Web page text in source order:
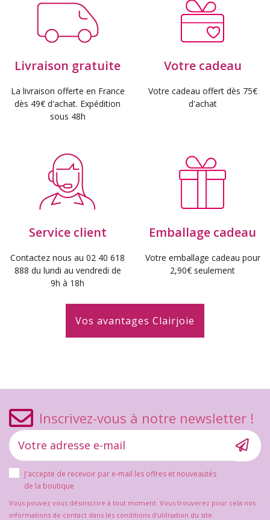
Livraison gratuite
La livraison offerte en France
dès 49€ d'achat. Expédition
sous 48h
Votre cadeau
Votre cadeau offert dès 75€
d'achat
Service client
Contactez nous au 02 40 618
888 du lundi au vendredi de
9h à 18h
Emballage cadeau
Votre emballage cadeau pour
2,90€ seulement
Vos avantages Clairjoie
Inscrivez-vous à notre newsletter !
J'accepte de recevoir par e-mail les offres et nouveautés
de la boutique
Vous pouvez vous désinscrire à tout moment. Vous trouverez pour cela nos
informations de contact dans les conditions d'utilisation du site.